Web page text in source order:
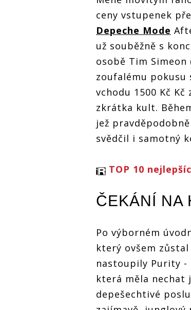
ceny vstupenek
Depeche Mode
už souběžně s
osobě Tim
zoufalému
vchodu 1500 Kč
zkrátka kult.
jež
svědčil i samotný
TOP 10
ČEKÁNÍ NA
Po výborném
který ovšem
nastoupily Purity -
která měla nechat
depešechtivé